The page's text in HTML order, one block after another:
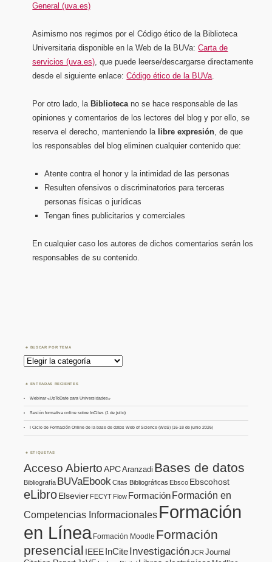
General (uva.es)
Asimismo nos regimos por el Código ético de la Biblioteca
Universitaria disponible en la Web de la BUVa:Carta de
servicios (uva.es) , que puede leerse/descargarse directamente
desde el siguiente enlace:Código ético de la BUVa
Por otro lado, laBibliotecano se hace responsable de las
opiniones y comentarios de los lectores del blog y por ello, se
reserva el derecho, manteniendo la libre expresión , de que
los responsables del blog eliminen cualquier contenido que:
Atente contra el honor y la intimidad de las personas
Resulten ofensivos o discriminatorios para terceras
personas físicas o jurídicas
Tengan fines publicitarios y comerciales
En cualquier caso los autores de dichos comentarios serán los
responsables de su contenido.
BUSCAR POR TEMA
Buscar
por
Tema
ENTRADAS RECIENTES
Webinar «UpToDate para Universidades»
Sesión formativa online sobre InCites (1 de julio)
I Ciclo de Formación Online de la base de datos Web of Science (WoS) (16-18 de junio 2026)
ETIQUETAS
Acceso AbiertoAPCAranzadi Bases de datos
Bibliografía BUVaEbook Citas Bibliográficas Ebsco Ebscohost
eLibroElsevier FECYT Flow FormaciónFormación en
Competencias Informacionales Formación
en Línea Formación Moodle Formación
presencial IEEE InCiteInvestigaciónJCR Journal